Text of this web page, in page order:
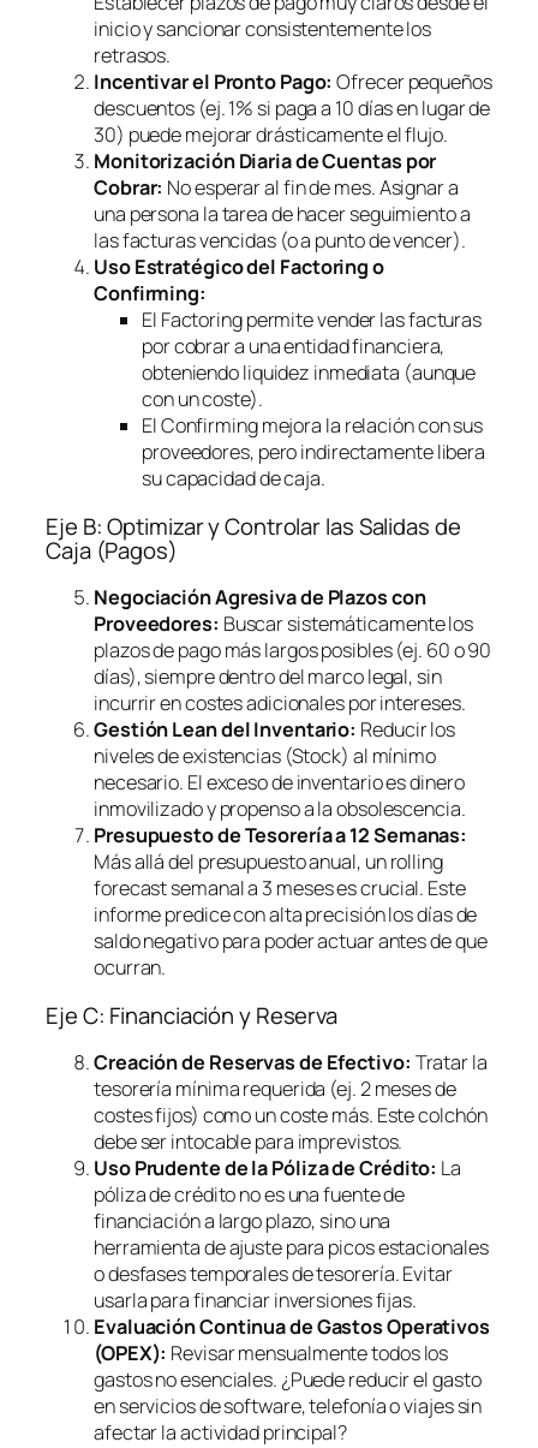
inicio y sancionar consistentemente los
retrasos.
Incentivar el Pronto Pago: Ofrecer pequeños
descuentos (ej. 1% si paga a 10 días en lugar de
30) puede mejorar drásticamente el flujo.
Monitorización Diaria de Cuentas por
Cobrar: No esperar al fin de mes. Asignar a
una persona la tarea de hacer seguimiento a
las facturas vencidas (o a punto de vencer).
Uso Estratégico del Factoringo
Confirming:
El Factoringpermite vender las facturas
por cobrar a una entidad financiera,
obteniendo liquidez inmediata (aunque
con un coste).
ElConfirmingmejora la relación con sus
proveedores, pero indirectamente libera
su capacidad de caja.
Eje B: Optimizar y Controlar las Salidas de
Caja (Pagos)
Negociación Agresiva de Plazos con
Proveedores: Buscar sistemáticamente los
plazos de pago más largos posibles (ej. 60 o 90
días), siempre dentro del marco legal, sin
incurrir en costes adicionales por intereses.
Gestión Lean del Inventario: Reducir los
niveles de existencias (Stock) al mínimo
necesario. El exceso de inventario es dinero
inmovilizado y propenso a la obsolescencia.
Presupuesto de Tesorería a 12 Semanas:
Más allá del presupuesto anual, unrolling
forecastsemanal a 3 meses es crucial. Este
informe predice con alta precisión los días de
saldo negativo para poder actuar antes de que
ocurran.
Eje C: Financiación y Reserva
Creación de Reservas de Efectivo: Tratar la
tesorería mínima requerida (ej. 2 meses de
costes fijos) como un coste más. Este colchón
debe ser intocable para imprevistos.
Uso Prudente de la Póliza de Crédito: La
póliza de crédito no es una fuente de
financiación a largo plazo, sino una
herramienta de ajuste para picos estacionales
o desfases temporales de tesorería. Evitar
usarla para financiar inversiones fijas.
Evaluación Continua de Gastos Operativos
(OPEX): Revisar mensualmente todos los
gastos no esenciales. ¿Puede reducir el gasto
en servicios desoftware, telefonía o viajes sin
afectar la actividad principal?